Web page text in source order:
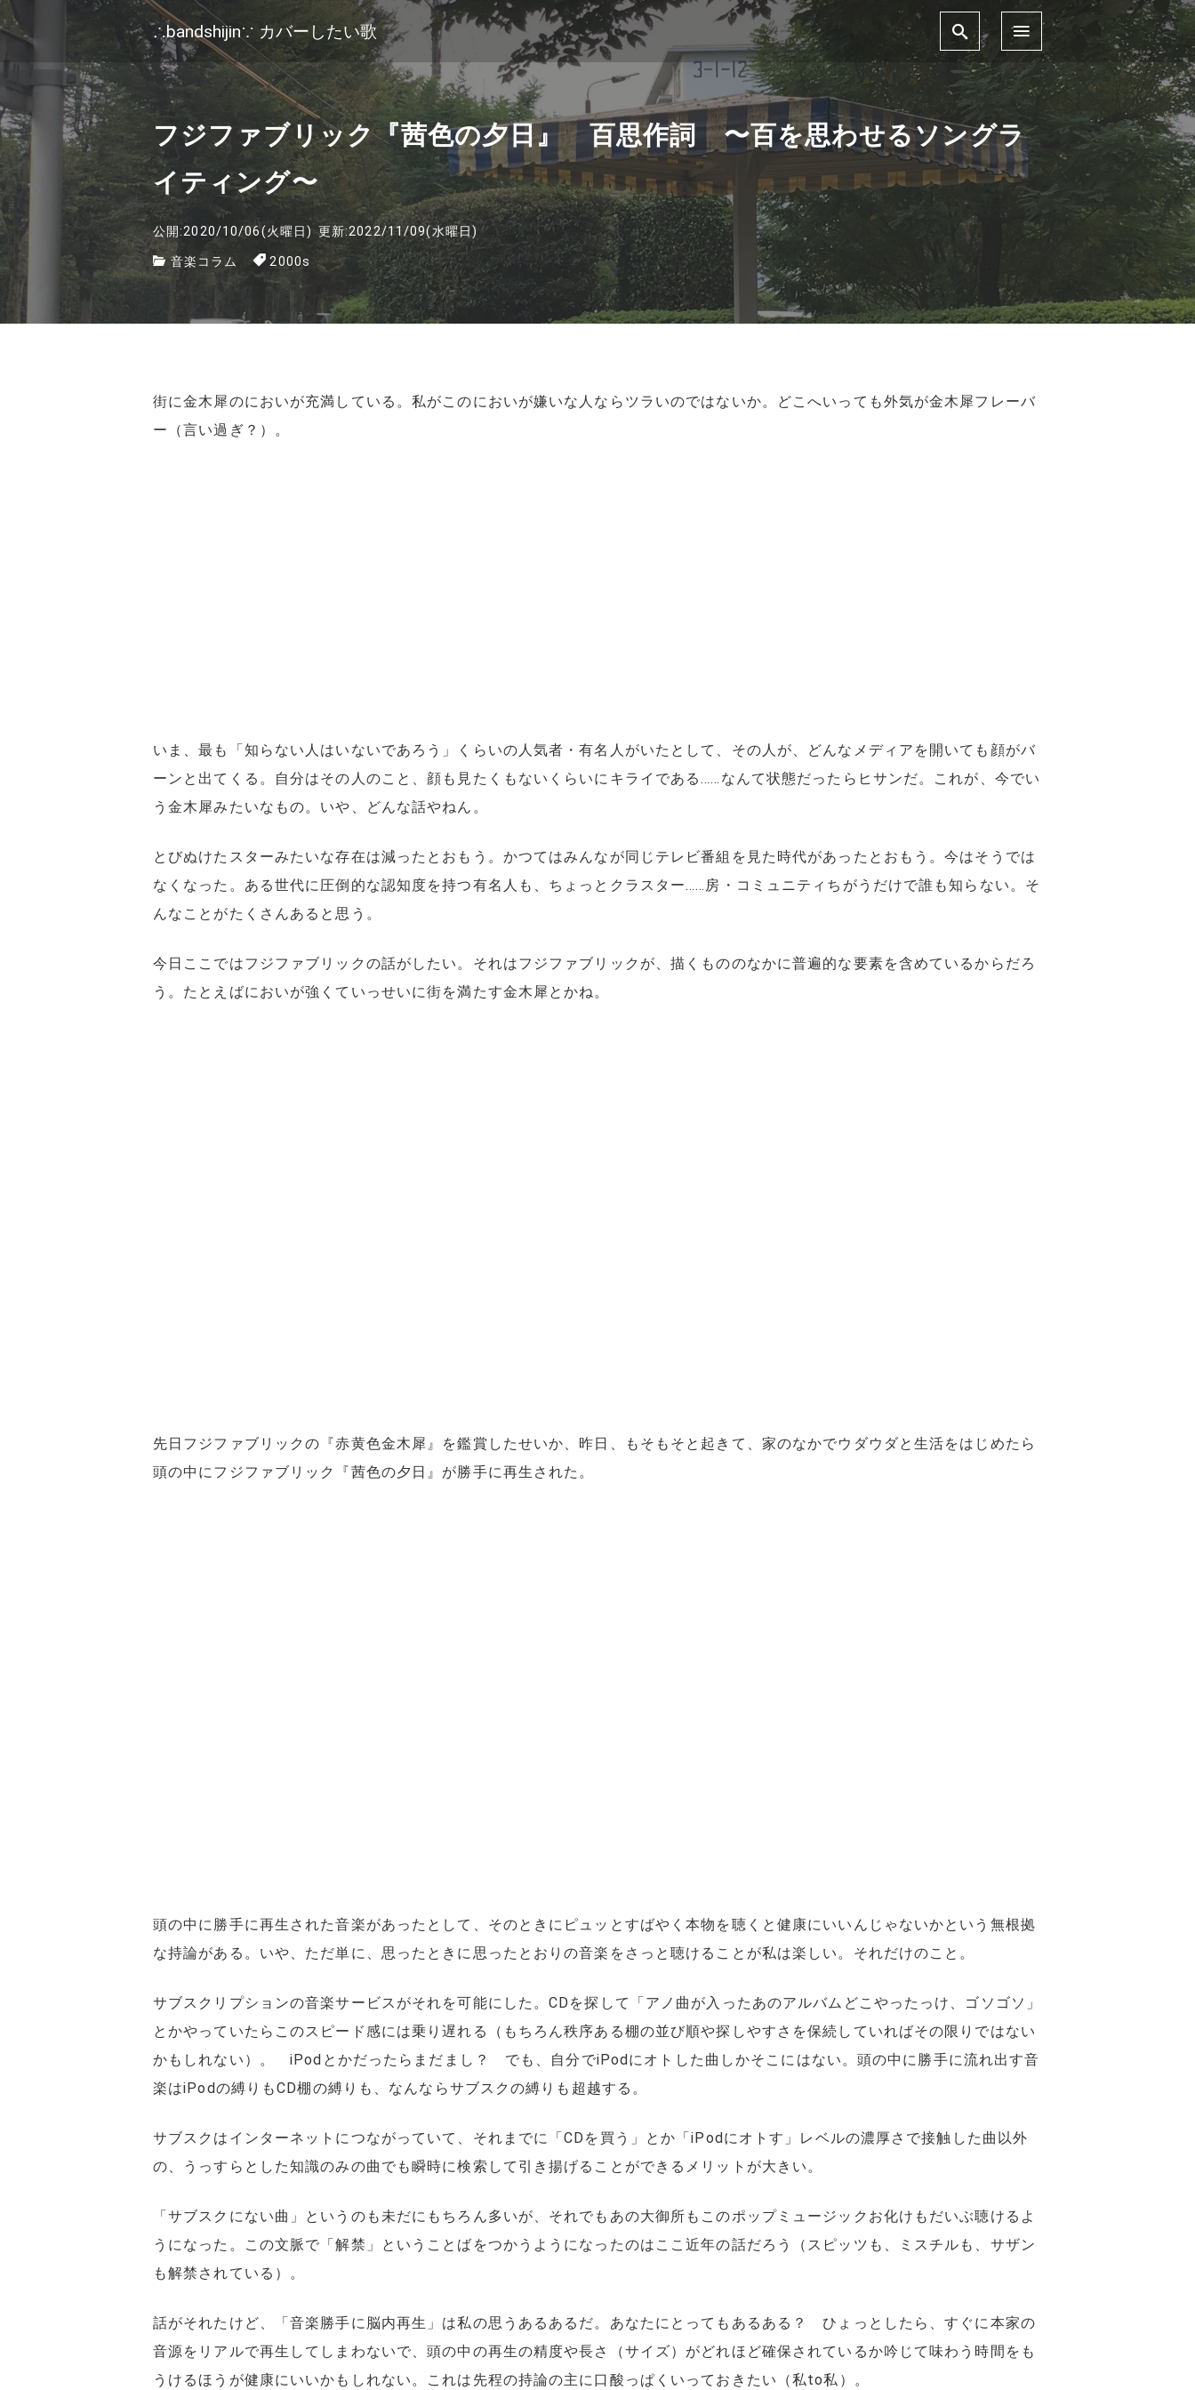
∴bandshijin∵ カバーしたい歌
フジファブリック『茜色の夕日』 百思作詞 〜百を思わせるソングラ
イティング〜
公開:2020/10/06(火曜日) 更新:2022/11/09(水曜日)
音楽コラム
2000s
街に金木犀のにおいが充満している。私がこのにおいが嫌いな人ならツラいのではないか。どこへいっても外気が金木犀フレーバ
ー（言い過ぎ？）。
いま、最も「知らない人はいないであろう」くらいの人気者・有名人がいたとして、その人が、どんなメディアを開いても顔がバ
ーンと出てくる。自分はその人のこと、顔も見たくもないくらいにキライである……なんて状態だったらヒサンだ。これが、今でい
う金木犀みたいなもの。いや、どんな話やねん。
とびぬけたスターみたいな存在は減ったとおもう。かつてはみんなが同じテレビ番組を見た時代があったとおもう。今はそうでは
なくなった。ある世代に圧倒的な認知度を持つ有名人も、ちょっとクラスター……房・コミュニティちがうだけで誰も知らない。そ
んなことがたくさんあると思う。
今日ここではフジファブリックの話がしたい。それはフジファブリックが、描くもののなかに普遍的な要素を含めているからだろ
う。たとえばにおいが強くていっせいに街を満たす金木犀とかね。
先日フジファブリックの『赤黄色金木犀』を鑑賞したせいか、昨日、もそもそと起きて、家のなかでウダウダと生活をはじめたら
頭の中にフジファブリック『茜色の夕日』が勝手に再生された。
頭の中に勝手に再生された音楽があったとして、そのときにピュッとすばやく本物を聴くと健康にいいんじゃないかという無根拠
な持論がある。いや、ただ単に、思ったときに思ったとおりの音楽をさっと聴けることが私は楽しい。それだけのこと。
サブスクリプションの音楽サービスがそれを可能にした。CDを探して「アノ曲が入ったあのアルバムどこやったっけ、ゴソゴソ」
とかやっていたらこのスピード感には乗り遅れる（もちろん秩序ある棚の並び順や探しやすさを保続していればその限りではない
かもしれない）。 iPodとかだったらまだまし？ でも、自分でiPodにオトした曲しかそこにはない。頭の中に勝手に流れ出す音
楽はiPodの縛りもCD棚の縛りも、なんならサブスクの縛りも超越する。
サブスクはインターネットにつながっていて、それまでに「CDを買う」とか「iPodにオトす」レベルの濃厚さで接触した曲以外
の、うっすらとした知識のみの曲でも瞬時に検索して引き揚げることができるメリットが大きい。
「サブスクにない曲」というのも未だにもちろん多いが、それでもあの大御所もこのポップミュージックお化けもだいぶ聴けるよ
うになった。この文脈で「解禁」ということばをつかうようになったのはここ近年の話だろう（スピッツも、ミスチルも、サザン
も解禁されている）。
話がそれたけど、「音楽勝手に脳内再生」は私の思うあるあるだ。あなたにとってもあるある？ ひょっとしたら、すぐに本家の
音源をリアルで再生してしまわないで、頭の中の再生の精度や長さ（サイズ）がどれほど確保されているか吟じて味わう時間をも
うけるほうが健康にいいかもしれない。これは先程の持論の主に口酸っぱくいっておきたい（私to私）。